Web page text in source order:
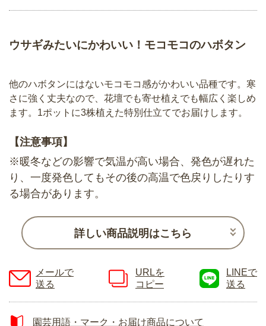
ウサギみたいにかわいい！モコモコのハボタン
他のハボタンにはないモコモコ感がかわいい品種です。寒
さに強く丈夫なので、花壇でも寄せ植えでも幅広く楽しめ
ます。1ポットに3株植えた特別仕立てでお届けします。
【注意事項】
※暖冬などの影響で気温が高い場合、発色が遅れた
り、一度発色してもその後の高温で色戻りしたりす
る場合があります。
詳しい商品説明はこちら
メールで
送る
URLを
コピー
LINEで
送る
園芸用語・マーク・お届け商品について